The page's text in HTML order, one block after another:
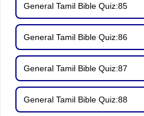
General Tamil Bible Quiz:85
General Tamil Bible Quiz:86
General Tamil Bible Quiz:87
General Tamil Bible Quiz:88